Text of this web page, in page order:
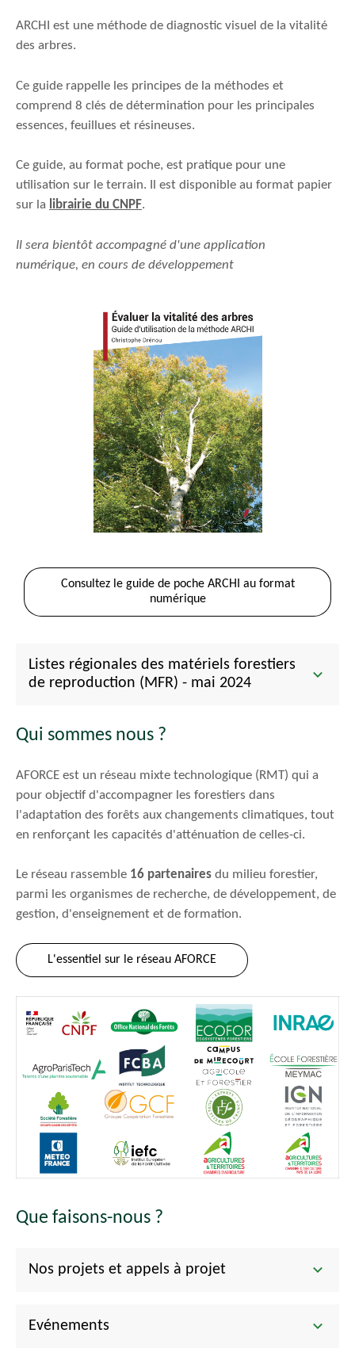
ARCHI est une méthode de diagnostic visuel de la vitalité
des arbres.
Ce guide rappelle les principes de la méthodes et
comprend 8 clés de détermination pour les principales
essences, feuillues et résineuses.
Ce guide, au format poche, est pratique pour une
utilisation sur le terrain. Il est disponible au format papier
sur la librairie du CNPF.
Il sera bientôt accompagné d'une application
numérique, en cours de développement
Consultez le guide de poche ARCHI au format
numérique
Listes régionales des matériels forestiers
de reproduction (MFR) - mai 2024
Qui sommes nous ?
AFORCE est un réseau mixte technologique (RMT) qui a
pour objectif d'accompagner les forestiers dans
l'adaptation des forêts aux changements climatiques, tout
en renforçant les capacités d'atténuation de celles-ci.
Le réseau rassemble 16 partenaires du milieu forestier,
parmi les organismes de recherche, de développement, de
gestion, d'enseignement et de formation.
L'essentiel sur le réseau AFORCE
Que faisons-nous ?
Nos projets et appels à projet
Evénements